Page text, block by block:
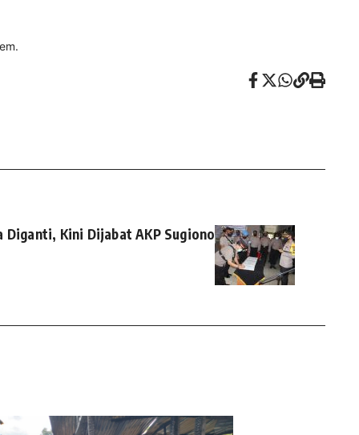
Diganti, Kini Dijabat AKP Sugiono